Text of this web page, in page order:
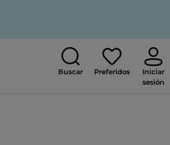
Buscar Preferidos
Iniciar
sesión